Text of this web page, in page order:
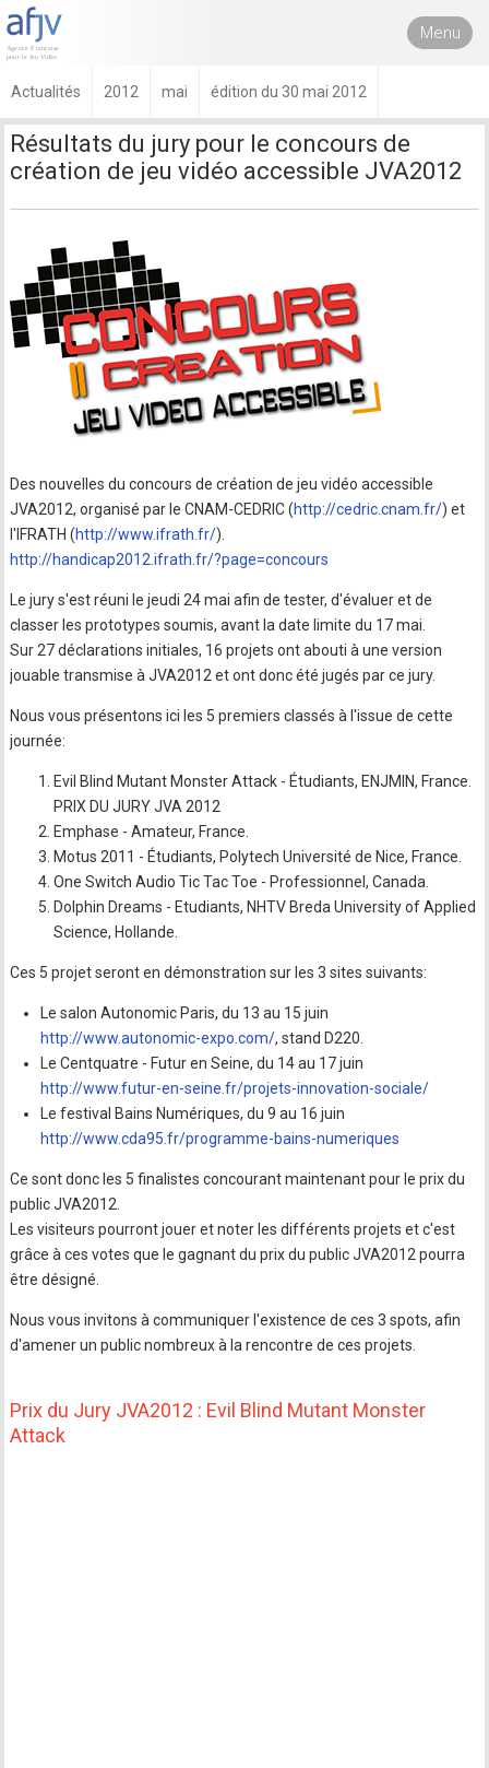
Menu
Actualités 2012 mai édition du 30 mai 2012
Résultats du jury pour le concours de
création de jeu vidéo accessible JVA2012
Des nouvelles du concours de création de jeu vidéo accessible
JVA2012, organisé par le CNAM-CEDRIC (http://cedric.cnam.fr/) et
l'IFRATH (http://www.ifrath.fr/).
http://handicap2012.ifrath.fr/?page=concours
Le jury s'est réuni le jeudi 24 mai afin de tester, d'évaluer et de
classer les prototypes soumis, avant la date limite du 17 mai.
Sur 27 déclarations initiales, 16 projets ont abouti à une version
jouable transmise à JVA2012 et ont donc été jugés par ce jury.
Nous vous présentons ici les 5 premiers classés à l'issue de cette
journée:
Evil Blind Mutant Monster Attack - Étudiants, ENJMIN, France.
PRIX DU JURY JVA 2012
Emphase - Amateur, France.
Motus 2011 - Étudiants, Polytech Université de Nice, France.
One Switch Audio Tic Tac Toe - Professionnel, Canada.
Dolphin Dreams - Etudiants, NHTV Breda University of Applied
Science, Hollande.
Ces 5 projet seront en démonstration sur les 3 sites suivants:
Le salon Autonomic Paris, du 13 au 15 juin
http://www.autonomic-expo.com/, stand D220.
Le Centquatre - Futur en Seine, du 14 au 17 juin
http://www.futur-en-seine.fr/projets-innovation-sociale/
Le festival Bains Numériques, du 9 au 16 juin
http://www.cda95.fr/programme-bains-numeriques
Ce sont donc les 5 finalistes concourant maintenant pour le prix du
public JVA2012.
Les visiteurs pourront jouer et noter les différents projets et c'est
grâce à ces votes que le gagnant du prix du public JVA2012 pourra
être désigné.
Nous vous invitons à communiquer l'existence de ces 3 spots, afin
d'amener un public nombreux à la rencontre de ces projets.
Prix du Jury JVA2012 : Evil Blind Mutant Monster
Attack